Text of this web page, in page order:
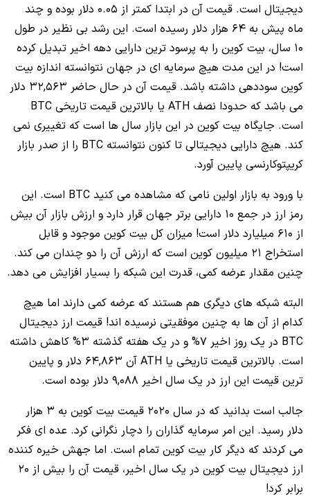
دیجیتال است. قیمت آن در ابتدا کمتر از 0.05 دلار بوده و چند
ماه پیش به 64 هزار دلار رسیده است. این رشد بی نظیر در طول
10 سال، بیت کوین را به پرسود ترین دارایی دهه اخیر تبدیل کرده
است! در این مدت هیچ سرمایه ای در جهان نتوانسته اندازه بیت
کوین سوددهی داشته باشد. قیمت آن در حال حاضر 32,563 دلار
می باشد که حدودا نصف ATH یا بالاترین قیمت تاریخی BTC
است. جایگاه بیت کوین در این بازار سال ها است که تغییری نمی
کند. هیچ دارایی دیجیتالی تا کنون نتوانسته BTC را از صدر بازار
کریپتوکارنسی پایین آورد.
با ورود به بازار اولین نامی که مشاهده می کنید BTC است. این
رمز ارز در جمع 10 دارایی برتر جهان قرار دارد و ارزش بازار آن بیش
از 610 میلیارد دلار است! میزان کل بیت کوین موجود و قابل
استخراج 21 میلیون کوین است که ارزش آن را دو چندان می کند.
چنین مقدار عرضه کمی، قدرت این شبکه را بسیار افزایش می دهد.
البته شبکه های دیگری هم هستند که عرضه کمی دارند اما هیچ
کدام از آن ها به چنین موفقیتی نرسیده اند! قیمت ارز دیجیتال
BTC در یک روز اخیر 7% و در یک هفته گذشته 3% کاهش داشته
است. بالاترین قیمت تاریخی یا ATH آن 64,863 دلار و پایین
ترین قیمت این ارز در یک سال اخیر 9,088 دلار بوده است.
جالب است بدانید که در سال 2020 قیمت بیت کوین به 3 هزار
دلار رسید. این امر سرمایه گذاران را دچار نگرانی کرد. عده ای فکر
می کردند که دیگر کار بیت کوین تمام است. اما جهش خیره کننده
ارز دیجیتال بیت کوین در یک سال اخیر، قیمت آن را بیش از 20
برابر کرد!